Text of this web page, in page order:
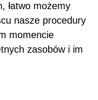
łatwo możemy
nasze procedury
momencie
zasobów i im